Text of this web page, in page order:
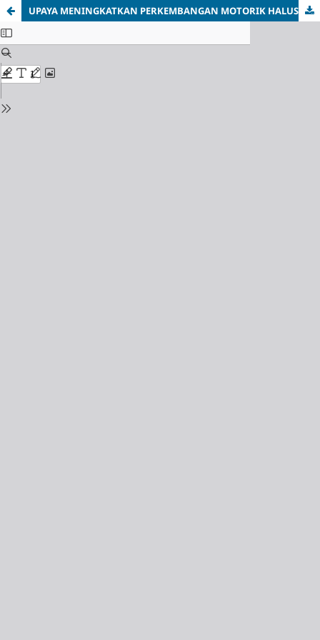
UPAYA MENINGKATKAN PERKEMBANGAN MOTORIK HALUS MELALUI KEGIATAN KOLASE PADA ANAK USIA 5-6 TAHUN